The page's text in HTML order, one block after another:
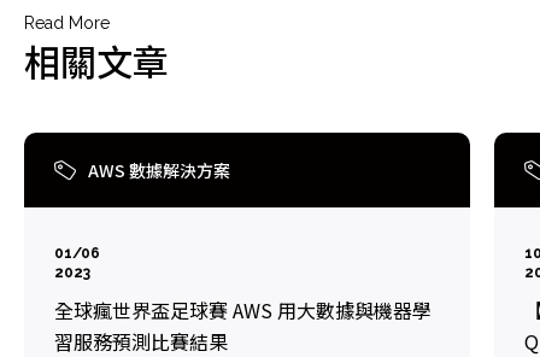
Read More
相關文章
AWS 數據解決方案
01/06
2023
全球瘋世界盃足球賽 AWS 用大數據與機器學
習服務預測比賽結果